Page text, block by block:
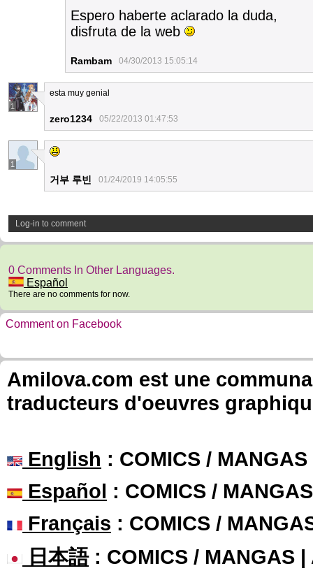
Espero haberte aclarado la duda,
disfruta de la web
Rambam 04/30/2013 15:05:14
1
esta muy genial
zero1234 05/22/2013 01:47:53
1
거부 루빈 01/24/2019 14:05:55
Log-in to comment
0 Comments In Other Languages.
Español
There are no comments for now.
Comment on Facebook
Amilova.com est une
traducteurs d'oeuvres
English : COMICS /
Español : COMICS /
Français : COMICS /
日本語: COMICS / MANGAS |